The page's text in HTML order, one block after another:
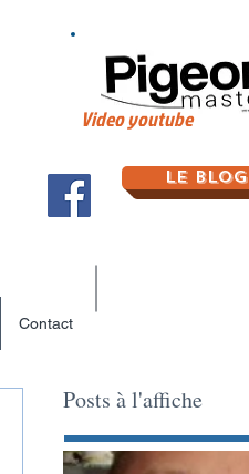
Video youtube
Le Blog
Contact
Posts à l'affiche